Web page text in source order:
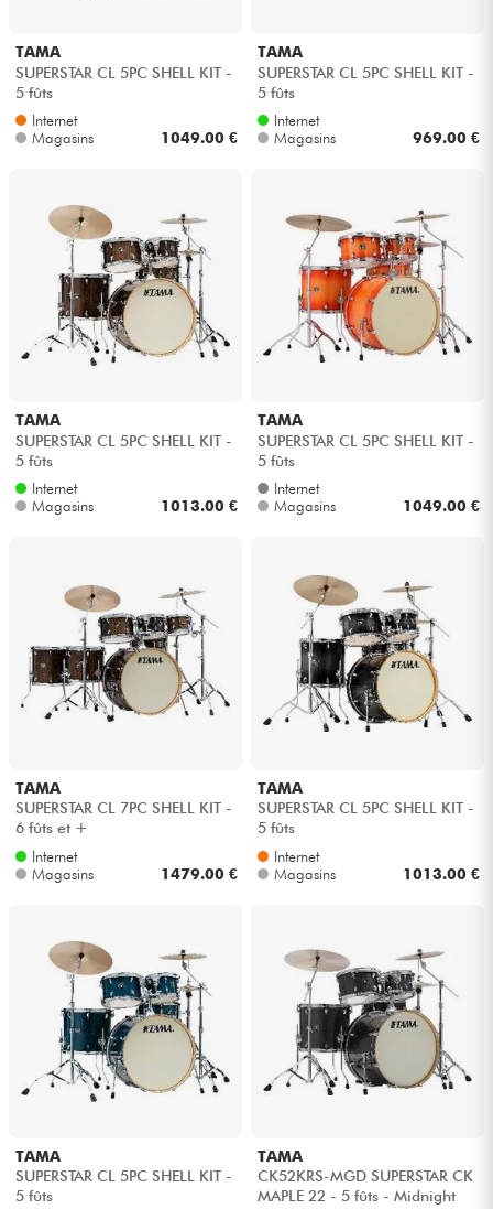
TAMA
SUPERSTAR CL 5PC SHELL KIT -
5 fûts
Internet
Magasins
1049.00 €
TAMA
SUPERSTAR CL 5PC SHELL KIT -
5 fûts
Internet
Magasins
969.00 €
TAMA
SUPERSTAR CL 5PC SHELL KIT -
5 fûts
Internet
Magasins
1013.00 €
TAMA
SUPERSTAR CL 5PC SHELL KIT -
5 fûts
Internet
Magasins
1049.00 €
TAMA
SUPERSTAR CL 7PC SHELL KIT -
6 fûts et +
Internet
Magasins
1479.00 €
TAMA
SUPERSTAR CL 5PC SHELL KIT -
5 fûts
Internet
Magasins
1013.00 €
TAMA
SUPERSTAR CL 5PC SHELL KIT -
5 fûts
TAMA
CK52KRS-MGD SUPERSTAR CK
MAPLE 22 - 5 fûts - Midnight